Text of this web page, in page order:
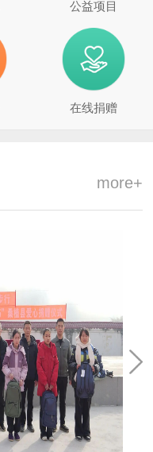
公益项目
在线捐赠
more+